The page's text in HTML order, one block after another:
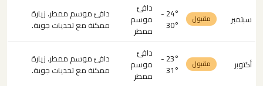
سبتمبر مقبول
24° -
30°
دافئ
موسم
ممطر
دافئ موسم ممطر. زيارة
ممكنة مع تحديات جوية.
أكتوبر مقبول
23° -
31°
دافئ
موسم
ممطر
دافئ موسم ممطر. زيارة
ممكنة مع تحديات جوية.